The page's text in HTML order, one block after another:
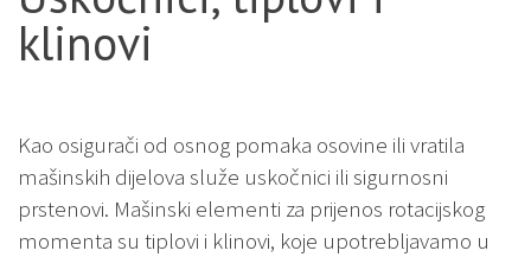
klinovi
Kao osigurači od osnog pomaka osovine ili vratila
mašinskih dijelova služe uskočnici ili sigurnosni
prstenovi. Mašinski elementi za prijenos rotacijskog
momenta su tiplovi i klinovi, koje upotrebljavamo u